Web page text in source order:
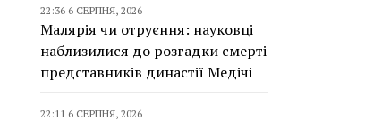
22:36 6 СЕРПНЯ, 2026
Малярія чи отруєння: науковці
наблизилися до розгадки смерті
представників династії Медічі
22:11 6 СЕРПНЯ, 2026